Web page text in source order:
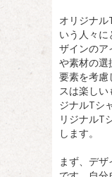
オリジナル
いう人々
ザインのア
や素材の選
要素を考慮
スは楽しい
ジナルTシ
リジナルT
します。
まず、デ